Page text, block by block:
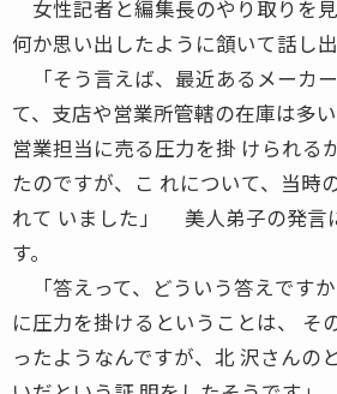
女性記者と編集長のやり取りを
何か思い出したように頷いて話し出
「そう言えば、最近あるメーカ
て、支店や営業所管轄の在庫は多
営業担当に売る圧力を掛 けられる
たのですが、こ れについて、当時
れて いました」 美人弟子の発言
す。
「答えって、どういう答えです
に圧力を掛けるということは、 そ
ったようなんですが、北 沢さんの